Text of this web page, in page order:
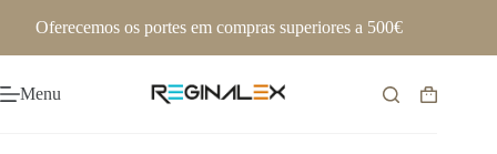
Oferecemos os portes em compras superiores a 500€
Menu
Carrinho